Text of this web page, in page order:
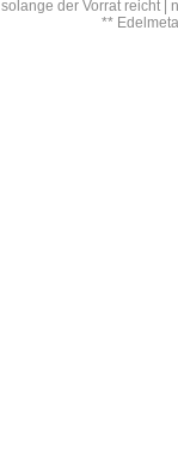
solange der Vorrat reicht |
**